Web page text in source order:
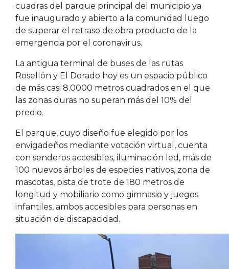
cuadras del parque principal del municipio ya
fue inaugurado y abierto a la comunidad luego
de superar el retraso de obra producto de la
emergencia por el coronavirus.
La antigua terminal de buses de las rutas
Rosellón y El Dorado hoy es un espacio público
de más casi 8.0000 metros cuadrados en el que
las zonas duras no superan más del 10% del
predio.
El parque, cuyo diseño fue elegido por los
envigadeños mediante votación virtual, cuenta
con senderos accesibles, iluminación led, más de
100 nuevos árboles de especies nativos, zona de
mascotas, pista de trote de 180 metros de
longitud y mobiliario como gimnasio y juegos
infantiles, ambos accesibles para personas en
situación de discapacidad.